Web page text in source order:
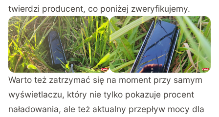
twierdzi producent, co poniżej zweryfikujemy.
Warto też zatrzymać się na moment przy samym
wyświetlaczu, który nie tylko pokazuje procent
naładowania, ale też aktualny przepływ mocy dla